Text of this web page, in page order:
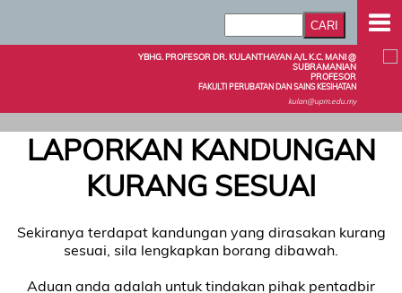
YBHG. PROFESOR DR. KULANTHAYAN A/L K.C. MANI @
SUBRAMANIAN
PROFESOR
FAKULTI PERUBATAN DAN SAINS KESIHATAN
kulan@upm.edu.my
LAPORKAN KANDUNGAN
KURANG SESUAI
Sekiranya terdapat kandungan yang dirasakan kurang
sesuai, sila lengkapkan borang dibawah.
Aduan anda adalah untuk tindakan pihak pentadbir